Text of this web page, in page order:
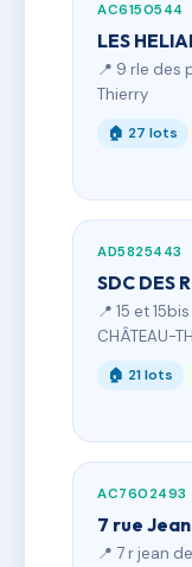
AC6150544
LES
📍 9 rle
Thierry
🏠 27 lots
AD5825443
SDC DES
📍 15 et
CHÂTEAU-
🏠 21 lots
AC7602493
7 rue
📍 7 r jean